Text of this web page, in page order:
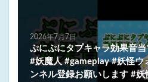
2026年7月7日
ぷにぷにタプキャラ効果音
#妖魔人 #gameplay #妖怪ウ
ンネル登録お願いします #